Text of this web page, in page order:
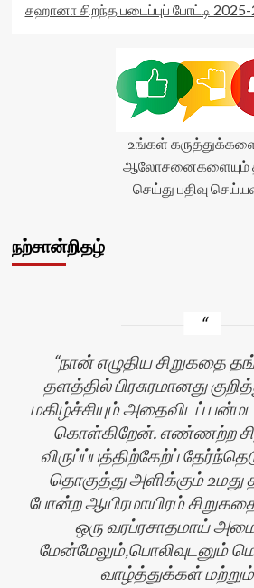
சஹானா சிறந்த படைப்புப் போட்டி 2025-
உங்கள்
ஆலோசனைகளையும்
செய்து பதிவு
நற்சான்றிதழ்
நான் எழுதிய
தளத்தில் பிரசுரமானது
மகிழ்ச்சியும் அதைவிடப்
கொள்கிறேன். எண்ணற்ற
விருப்ப்பத்திற்கேற்ப்
தொகுத்து அளிக்கும்
போன்ற ஆயிரமாயிரம்
ஒரு வரப்ரசாதமாய்
மேன்மேலும்,பொலிவுடனும்
வாழ்த்துக்கள் மற்றும்